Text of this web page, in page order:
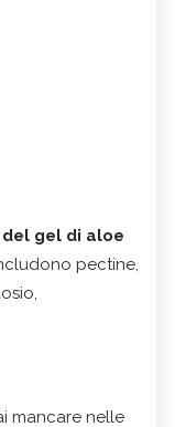
gel di aloe
pectine,
mancare nelle